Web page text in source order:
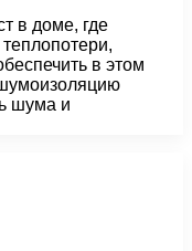
в доме, где
в этом
шума и